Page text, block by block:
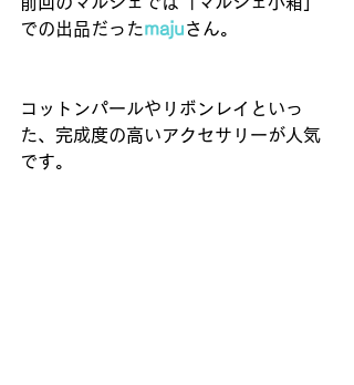
での出品だったmajuさん。
コットンパールやリボンレイといっ
た、完成度の高いアクセサリーが人気
です。